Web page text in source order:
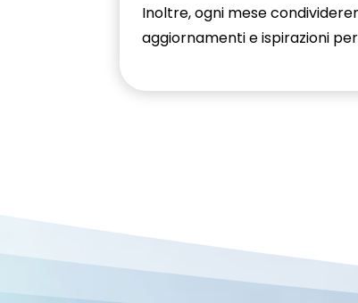
Inoltre, ogni mese
aggiornamenti e ispirazioni